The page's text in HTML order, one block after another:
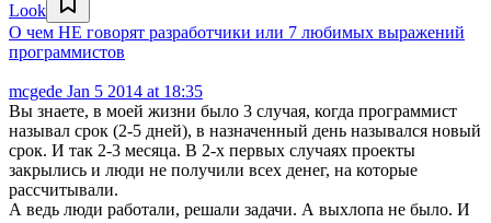
Look
О чем НЕ говорят разработчики или 7 любимых выражений
программистов
mcgede Jan 5 2014 at 18:35
Вы знаете, в моей жизни было 3 случая, когда программист
называл срок (2-5 дней), в назначенный день назывался новый
срок. И так 2-3 месяца. В 2-х первых случаях проекты
закрылись и люди не получили всех денег, на которые
рассчитывали.
А ведь люди работали, решали задачи. А выхлопа не было. И